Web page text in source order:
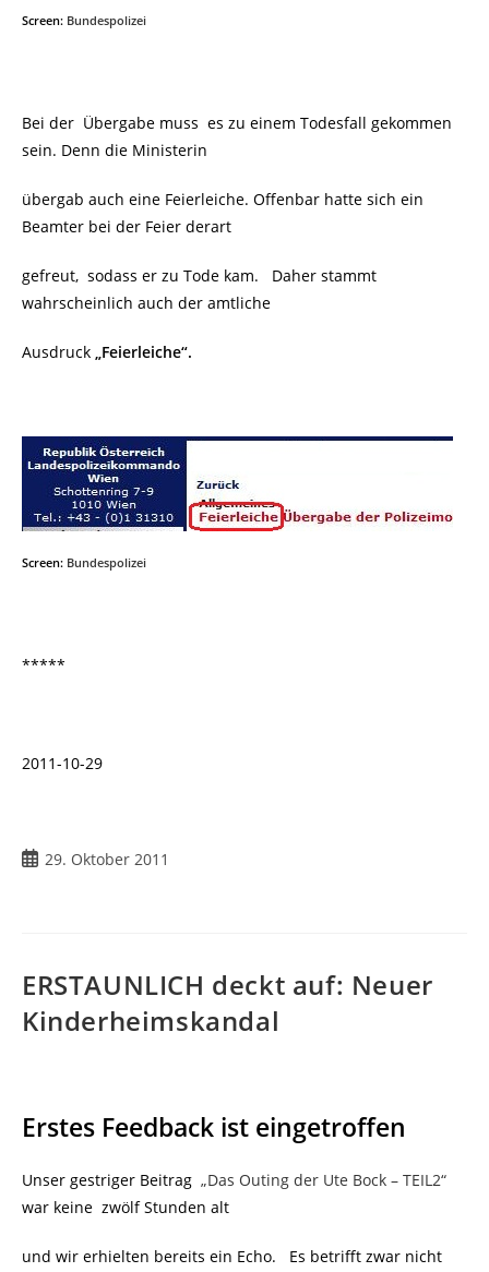
Screen: Bundespolizei
Bei der Übergabe muss es zu einem Todesfall gekommen
sein. Denn die Ministerin
übergab auch eine Feierleiche. Offenbar hatte sich ein
Beamter bei der Feier derart
gefreut, sodass er zu Tode kam. Daher stammt
wahrscheinlich auch der amtliche
Ausdruck „Feierleiche“.
Screen: Bundespolizei
*****
2011-10-29
29. Oktober 2011
ERSTAUNLICH deckt auf: Neuer
Kinderheimskandal
Erstes Feedback ist eingetroffen
Unser gestriger Beitrag „Das Outing der Ute Bock – TEIL2“
war keine zwölf Stunden alt
und wir erhielten bereits ein Echo. Es betrifft zwar nicht